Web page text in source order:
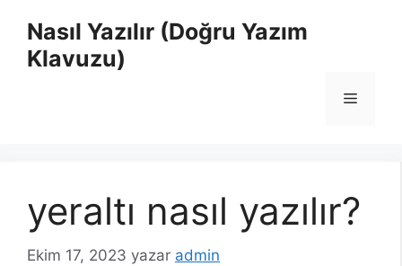
Nasıl Yazılır (Doğru Yazım
Klavuzu)
Menü
yeraltı nasıl yazılır?
Ekim 17, 2023 yazar admin